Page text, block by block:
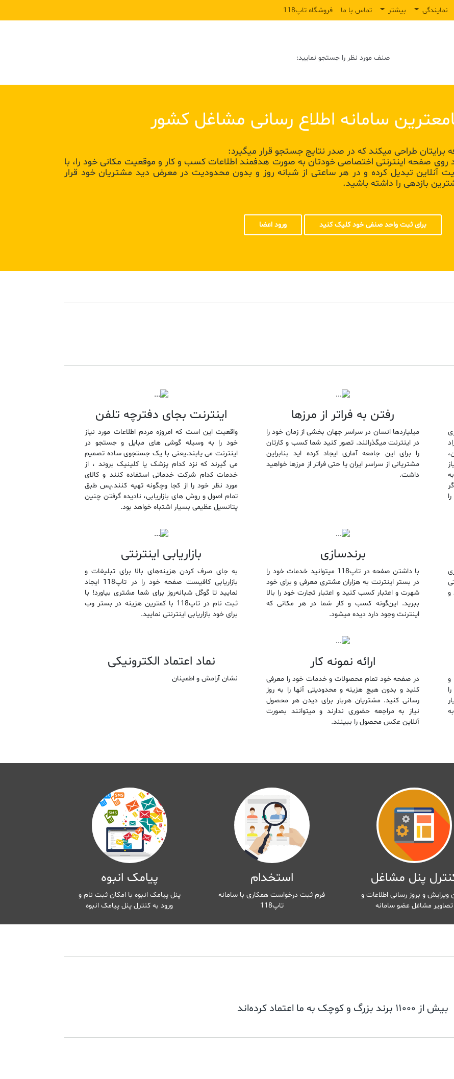
نمایندگی بیشتر تماس با ما فروشگاه تاپ118
صنف مورد نظر را جستجو نمایید:
صنفی خود در تاپ 118 می توانید روی صفحه اینترنتی اختصاصی خودتان به صورت هدفمند اطلاعات کسب و کار و موقعیت مکانی خود را، با
آنلاین تبدیل کرده و در هر ساعتی از شبانه روز و بدون محدودیت در معرض دید مشتریان خود قرار
بازدهی را داشته باشید.
برای ثبت واحد صنفی خود کلیک کنید ورود اعضا
رفتن به فراتر از مرزها
میلیاردها انسان در سراسر جهان بخشی از زمان خود را
در اینترنت میگذرانند. تصور کنید شما کسب و کارتان
را برای این جامعه آماری ایجاد کرده اید بنابراین
مشتریانی از سراسر ایران یا حتی فراتر از مرزها خواهید
داشت.
اینترنت بجای دفترچه تلفن
واقعیت این است که امروزه مردم اطلاعات مورد نیاز
خود را به وسیله گوشی های مبایل و جستجو در
اینترنت می یابند.یعنی با یک جستجوی ساده تصمیم
می گیرند که نزد کدام پزشک یا کلینیک بروند ، از
خدمات کدام شرکت خدماتی استفاده کنند و کالای
مورد نظر خود را از کجا وچگونه تهیه کنند.پس طبق
تمام اصول و روش های بازاریابی، نادیده گرفتن چنین
پتانسیل عظیمی بسیار اشتباه خواهد بود.
و
برندسازی
با داشتن صفحه در تاپ118 میتوانید خدمات خود را
در بستر اینترنت به هزاران مشتری معرفی و برای خود
شهرت و اعتبار کسب کنید و اعتبار تجارت خود را بالا
ببرید. این‌گونه کسب و کار شما در هر مکانی که
اینترنت وجود دارد دیده میشود.
بازاریابی اینترنتی
به جای صرف کردن هزینه‌های بالا برای تبلیغات و
بازاریابی کافیست صفحه خود را در تاپ118 ایجاد
نمایید تا گوگل شبانه‌روز برای شما مشتری بیاورد! با
ثبت نام در تاپ118 با کمترین هزینه در بستر وب
برای خود بازاریابی اینترنتی نمایید.
و
ارائه نمونه کار
در صفحه خود تمام محصولات و خدمات خود را معرفی
کنید و بدون هیچ هزینه و محدودیتی آنها را به‌ روز
رسانی کنید. مشتریان هربار برای دیدن هر محصول
نیاز به مراجعه حضوری ندارند و میتوانند بصورت
آنلاین عکس محصول را ببینند.
نماد اعتماد الکترونیکی
نشان آرامش و اطمینان
پنل مشاغل
ویرایش و بروز رسانی اطلاعات و
تصاویر مشاغل عضو سامانه
استخدام
فرم ثبت درخواست همکاری با سامانه
تاپ118
پیامک انبوه
پنل پیامک انبوه با امکان ثبت نام و
ورود به کنترل پنل پیامک انبوه
بیش از ۱۱۰۰۰ برند بزرگ و کوچک به ما اعتماد کرده‌اند